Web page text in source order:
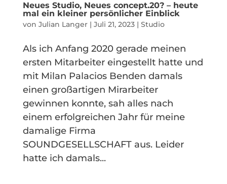
Neues Studio, Neues concept.20? – heute
mal ein kleiner persönlicher Einblick
von Julian Langer| Juli 21, 2023| Studio
Als ich Anfang 2020 gerade meinen
ersten Mitarbeiter eingestellt hatte und
mit Milan Palacios Benden damals
einen großartigen Mirarbeiter
gewinnen konnte, sah alles nach
einem erfolgreichen Jahr für meine
damalige Firma
SOUNDGESELLSCHAFT aus. Leider
hatte ich damals...